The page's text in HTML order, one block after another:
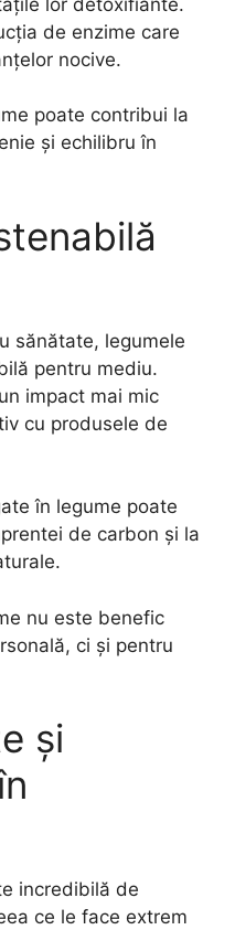
de enzime care
nocive.
poate contribui la
și echilibru în
sănătate, legumele
pentru mediu.
impact mai mic
cu produsele de
în legume poate
de carbon și la
nu este benefic
ci și pentru
și
incredibilă de
ce le face extrem